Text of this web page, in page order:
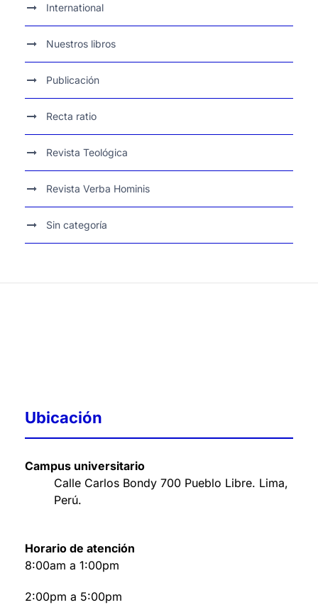
International
Nuestros libros
Publicación
Recta ratio
Revista Teológica
Revista Verba Hominis
Sin categoría
Ubicación
Campus universitario
Calle Carlos Bondy 700 Pueblo Libre. Lima,
Perú.
Horario de atención
8:00am a 1:00pm
2:00pm a 5:00pm